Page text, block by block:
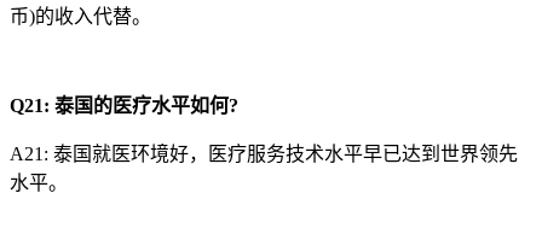
币)的收入代替。
Q21: 泰国的医疗水平如何?
A21: 泰国就医环境好，医疗服务技术水平早已达到世界领先
水平。